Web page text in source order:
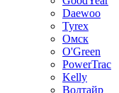
Daewoo
Tyrex
Омск
O'Green
PowerTrac
Kelly
Волтайр